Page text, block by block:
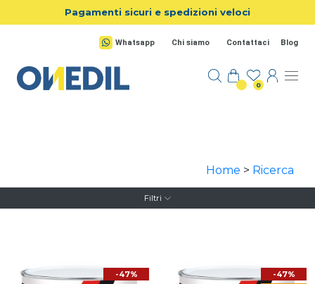
Salta al contenuto principale
Pagamenti sicuri e spedizioni veloci
Whatsapp Chi siamo Contattaci Blog
0
Home > Ricerca
Filtri
-47% -47%